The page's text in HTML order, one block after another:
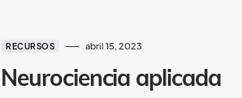
RECURSOS abril 15, 2023
Neurociencia aplicada